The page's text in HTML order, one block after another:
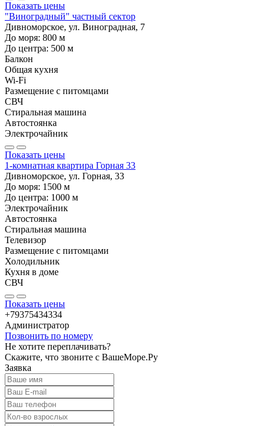
Показать цены
"Виноградный" частный сектор
Дивноморское, ул. Виноградная, 7
До моря: 800 м
До центра: 500 м
Балкон
Общая кухня
Wi-Fi
Размещение с питомцами
СВЧ
Стиральная машина
Автостоянка
Электрочайник
Показать цены
1-комнатная квартира Горная 33
Дивноморское, ул. Горная, 33
До моря: 1500 м
До центра: 1000 м
Электрочайник
Автостоянка
Стиральная машина
Телевизор
Размещение с питомцами
Холодильник
Кухня в доме
СВЧ
Показать цены
+79375434334
Администратор
Позвонить по номеру
Не хотите переплачивать?
Скажите, что звоните с ВашеМоре.Ру
Заявка